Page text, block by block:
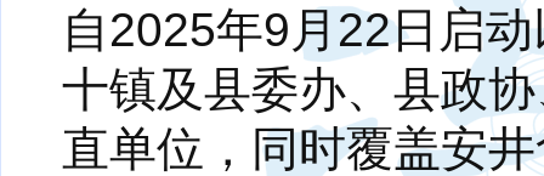
自2025年9月22日启
十镇及县委办、县政
直单位，同时覆盖安